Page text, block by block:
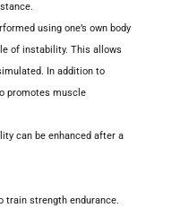
using one’s own body
of instability. This allows
In addition to
promotes muscle
can be enhanced after a
train strength endurance.